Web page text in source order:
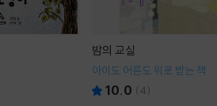
밤의 교실
아이도 어른도 위로 받는 책
10.0 (4)